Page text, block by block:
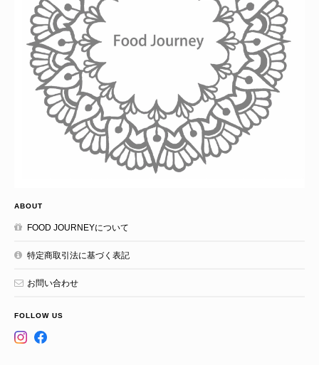
ABOUT
FOOD JOURNEYについて
特定商取引法に基づく表記
お問い合わせ
FOLLOW US